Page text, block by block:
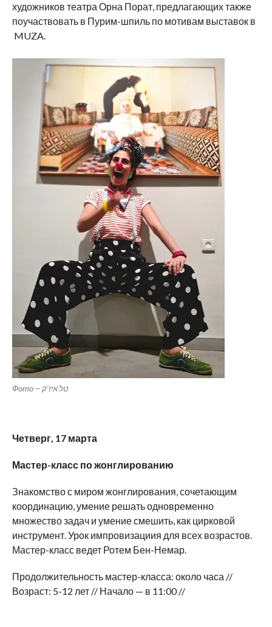
художников театра Орна Порат, предлагающих также
поучаствовать в Пурим-шпиль по мотивам выставок в
MUZA.
Фото — טל איז’ק
Четверг, 17марта
Мастер-класс по жонглированию
Знакомство с миром жонглирования, сочетающим
координацию, умение решать одновременно
множество задач и умение смешить, как цирковой
инструмент. Урок импровизациия для всех возрастов.
Мастер-класс ведет Ротем Бен-Немар.
Продолжительность мастер-класса: около часа //
Возраст: 5-12 лет // Начало — в 11:00 //